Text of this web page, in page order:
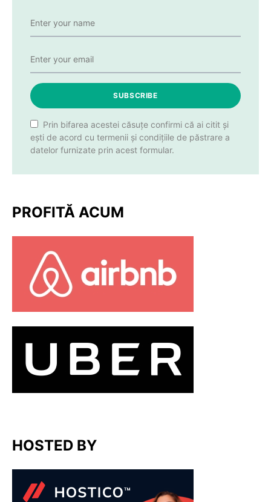
SUBSCRIBE
Prin bifarea acestei căsuțe confirmi că ai citit și
ești de acord cu termenii și condițiile de păstrare a
datelor furnizate prin acest formular.
PROFITĂ ACUM
HOSTED BY